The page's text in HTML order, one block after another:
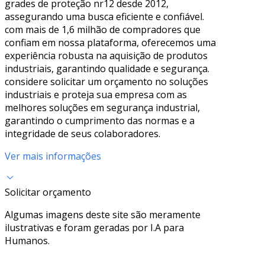
grades de proteção nr12 desde 2012,
assegurando uma busca eficiente e confiável.
com mais de 1,6 milhão de compradores que
confiam em nossa plataforma, oferecemos uma
experiência robusta na aquisição de produtos
industriais, garantindo qualidade e segurança.
considere solicitar um orçamento no soluções
industriais e proteja sua empresa com as
melhores soluções em segurança industrial,
garantindo o cumprimento das normas e a
integridade de seus colaboradores.
Ver mais informações
Solicitar orçamento
Algumas imagens deste site são meramente
ilustrativas e foram geradas por I.A para
Humanos.